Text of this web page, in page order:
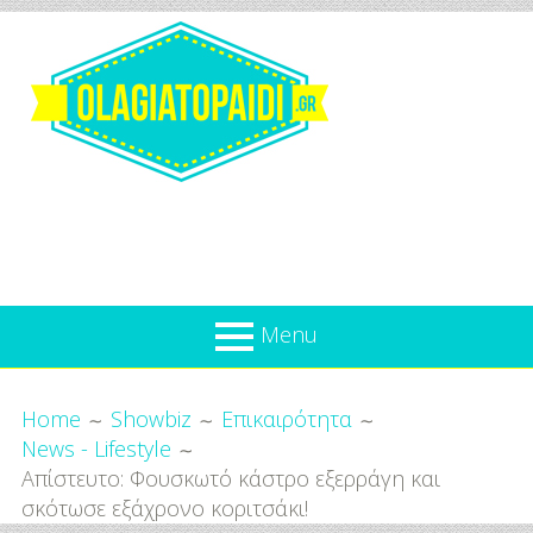
content
Menu
Για
το
Παιδί
Επικαιρότητα
Προσφορές
Home Showbiz
Επικαιρότητα
News - Lifestyle
Απίστευτο: Φουσκωτό κάστρο εξερράγη και
σκότωσε εξάχρονο κοριτσάκι!